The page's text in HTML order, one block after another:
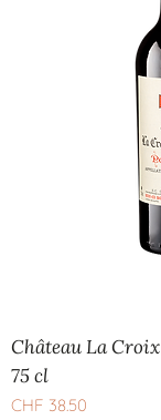
Château La
75 cl
Preis
CHF 38.50